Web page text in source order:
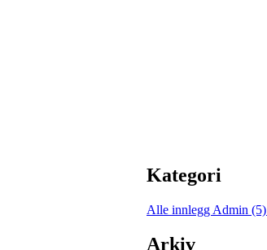
Kategori
Alle innlegg Admin (5)
Arkiv